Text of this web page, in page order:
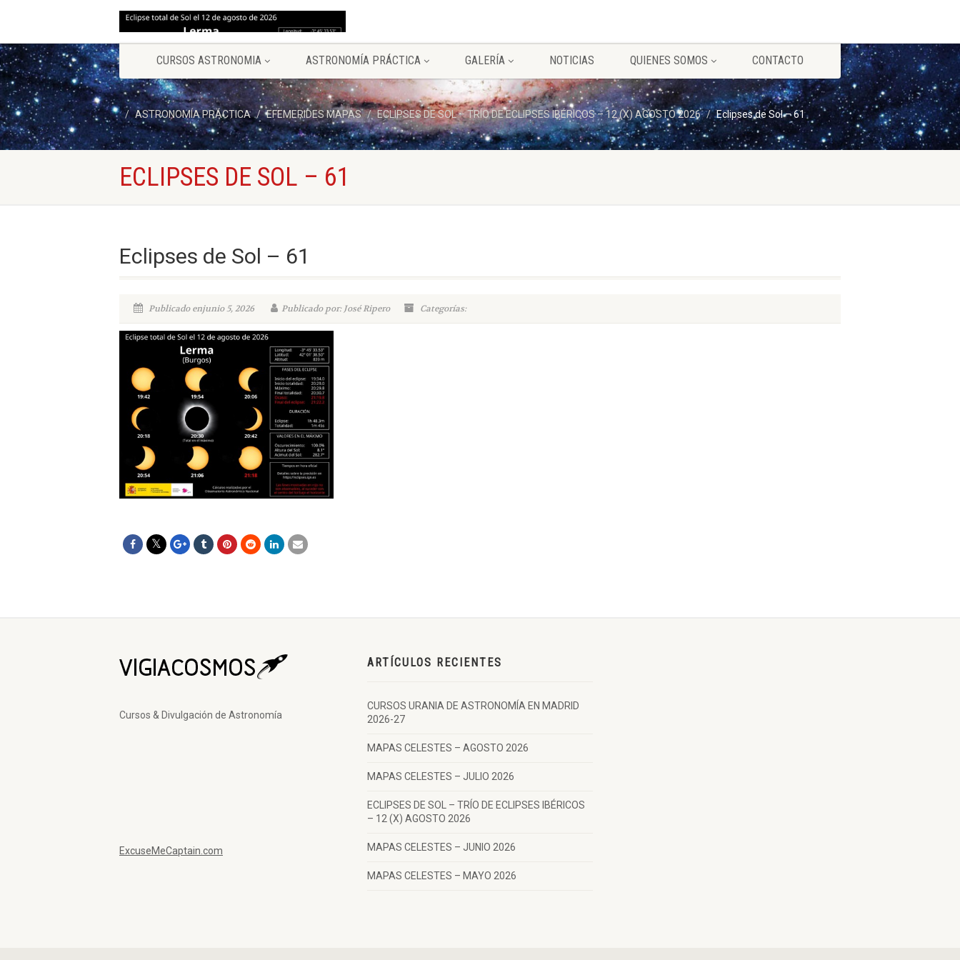
CURSOS ASTRONOMIA ASTRONOMÍA PRÁCTICA GALERÍA NOTICIAS QUIENES SOMOS CONTACTO
ASTRONOMÍA PRÁCTICA EFEMERIDES MAPAS ECLIPSES DE SOL – TRÍO DE ECLIPSES IBÉRICOS – 12 (X) AGOSTO 2026 Eclipses de Sol – 61
ECLIPSES DE SOL – 61
Eclipses de Sol – 61
Publicado enjunio 5, 2026 Publicado por: José Ripero Categorías:
Cursos & Divulgación de Astronomía
ExcuseMeCaptain.com
ARTÍCULOS RECIENTES
CURSOS URANIA DE ASTRONOMÍA EN MADRID
2026-27
MAPAS CELESTES – AGOSTO 2026
MAPAS CELESTES – JULIO 2026
ECLIPSES DE SOL – TRÍO DE ECLIPSES IBÉRICOS
– 12 (X) AGOSTO 2026
MAPAS CELESTES – JUNIO 2026
MAPAS CELESTES – MAYO 2026